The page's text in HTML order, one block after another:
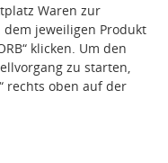
Waren zur
jeweiligen Produkt
klicken. Um den
zu starten,
rechts oben auf der